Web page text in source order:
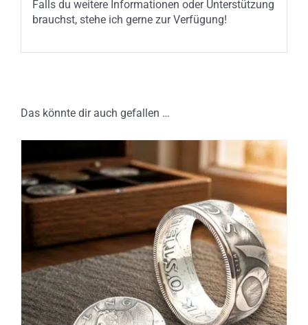
Falls du weitere Informationen oder Unterstützung
brauchst, stehe ich gerne zur Verfügung!
Das könnte dir auch gefallen …